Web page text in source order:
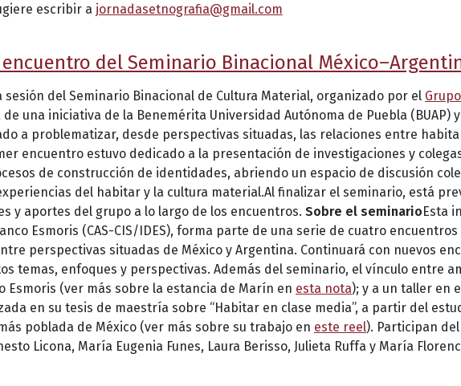
escribir a jornadasetnografia@gmail.com
encuentro del Seminario Binacional
del Seminario Binacional de Cultura Material, organizado por el
una iniciativa de la Benemérita Universidad Autónoma de Puebla (BUAP)
a problematizar, desde perspectivas situadas, las relaciones entre
encuentro estuvo dedicado a la presentación de investigaciones y
de construcción de identidades, abriendo un espacio de discusión
del habitar y la cultura material.Al finalizar el seminario, está
y aportes del grupo a lo largo de los encuentros. Sobre el seminarioEsta
Esmoris (CAS-CIS/IDES), forma parte de una serie de cuatro
perspectivas situadas de México y Argentina. Continuará con nuevos
temas, enfoques y perspectivas. Además del seminario, el vínculo entre
Esmoris (ver más sobre la estancia de Marín en esta nota); y a un taller en
en su tesis de maestría sobre “Habitar en clase media”, a partir del
poblada de México (ver más sobre su trabajo en este reel). Participan
Licona, María Eugenia Funes, Laura Berisso, Julieta Ruffa y María